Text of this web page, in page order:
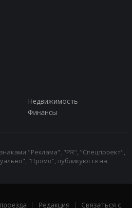
Недвижимость
Финансы
"Реклама", "PR", "Спецпроект",
"Промо", публикуются на
| Редакция | Связаться с